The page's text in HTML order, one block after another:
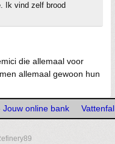
Ik vind zelf brood
die allemaal voor
allemaal gewoon hun
Jouw online bank